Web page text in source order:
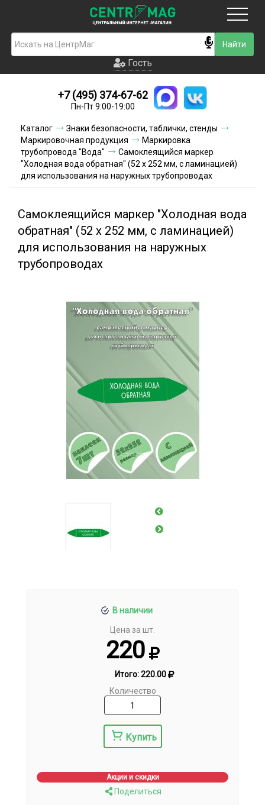
Гость
Новинки
Условия доставки
Условия оплаты
Контакты
Гость
+7 (495) 374-67-62
Пн-Пт 9:00-19:00
Каталог
Знаки безопасности, таблички, стенды
Маркировочная продукция
Маркировка
трубопровода "Вода"
Самоклеящийся маркер
"Холодная вода обратная" (52 х 252 мм, с ламинацией)
для использования на наружных трубопроводах
Самоклеящийся маркер "Холодная вода
обратная" (52 х 252 мм, с ламинацией)
для использования на наружных
трубопроводах
В наличии
Цена за шт.
220
Итого:220.00
Количество
Купить
Акции и скидки
Поделиться